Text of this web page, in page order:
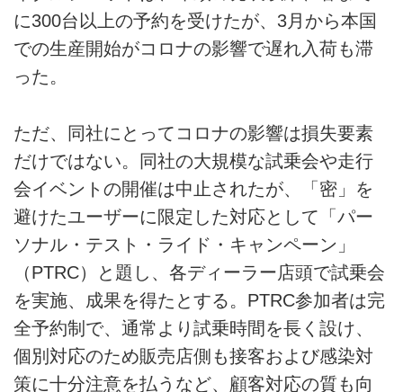
に300台以上の予約を受けたが、3月から本国
での生産開始がコロナの影響で遅れ入荷も滞
った。
ただ、同社にとってコロナの影響は損失要素
だけではない。同社の大規模な試乗会や走行
会イベントの開催は中止されたが、「密」を
避けたユーザーに限定した対応として「パー
ソナル・テスト・ライド・キャンペーン」
（PTRC）と題し、各ディーラー店頭で試乗会
を実施、成果を得たとする。PTRC参加者は完
全予約制で、通常より試乗時間を長く設け、
個別対応のため販売店側も接客および感染対
策に十分注意を払うなど、顧客対応の質も向